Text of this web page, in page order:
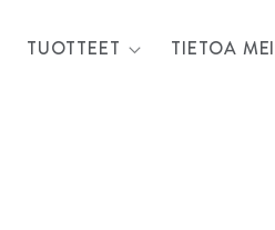
TUOTTEET TIETOA